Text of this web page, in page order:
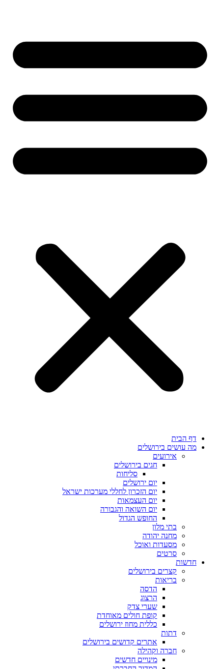
דף הבית
מה עושים בירושלים
אירועים
חגים בירושלים
סליחות
יום ירושלים
יום הזכרון לחללי מערכות ישראל
יום העצמאות
יום השואה והגבורה
החופש הגדול
בתי מלון
מחנה יהודה
מסעדות ואוכל
סרטים
חדשות
קצרים בירושלים
בריאות
הדסה
הרצוג
שערי צדק
קופת חולים מאוחדת
כללית מחוז ירושלים
דתות
אתרים קדושים בירושלים
חברה וקהילה
מינויים חדשים